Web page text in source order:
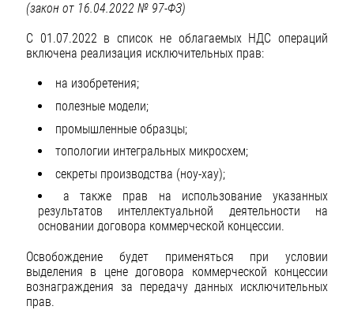
(закон от 16.04.2022 № 97-ФЗ)
С 01.07.2022 в список не облагаемых НДС операций
включена реализация исключительных прав:
на изобретения;
полезные модели;
промышленные образцы;
топологии интегральных микросхем;
секреты производства (ноу-хау);
а также прав на использование указанных
результатов интеллектуальной деятельности на
основании договора коммерческой концессии.
Освобождение будет применяться при условии
выделения в цене договора коммерческой концессии
вознаграждения за передачу данных исключительных
прав.